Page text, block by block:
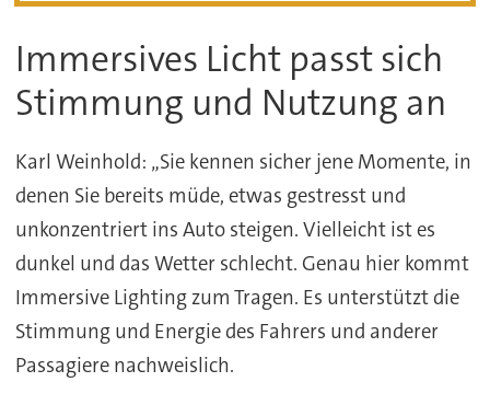
Immersives Licht passt sich
Stimmung und Nutzung an
Karl Weinhold: „Sie kennen sicher jene Momente, in
denen Sie bereits müde, etwas gestresst und
unkonzentriert ins Auto steigen. Vielleicht ist es
dunkel und das Wetter schlecht. Genau hier kommt
Immersive Lighting zum Tragen. Es unterstützt die
Stimmung und Energie des Fahrers und anderer
Passagiere nachweislich.